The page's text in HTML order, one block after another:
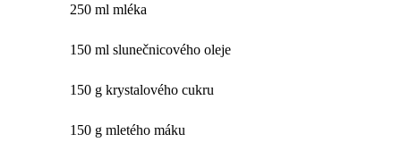
250 ml mléka
150 ml slunečnicového oleje
150 g krystalového cukru
150 g mletého máku